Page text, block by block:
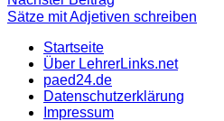
Beitrag
Sätze mit Adjetiven schreiben
Startseite
Über LehrerLinks.net
paed24.de
Datenschutzerklärung
Impressum